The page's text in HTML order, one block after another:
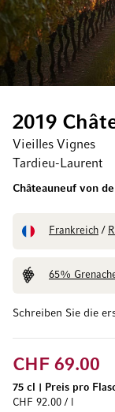
Schreiben Sie die
2019
Vieilles Vignes
Tardieu-Laurent
Châteauneuf von
Frankreich /
65%
CHF 69.00
75 cl
Preis pro
CHF 92.00 / l